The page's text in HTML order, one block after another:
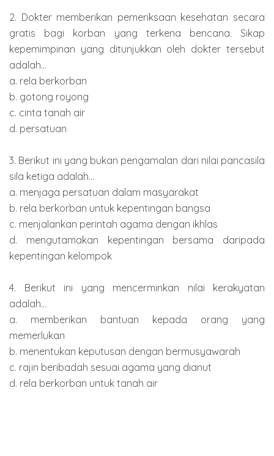
2. Dokter memberikan pemeriksaan kesehatan secara
gratis bagi korban yang terkena bencana. Sikap
kepemimpinan yang ditunjukkan oleh dokter tersebut
adalah...
a. rela berkorban
b. gotong royong
c. cinta tanah air
d. persatuan
3. Berikut ini yang bukan pengamalan dari nilai pancasila
sila ketiga adalah...
a. menjaga persatuan dalam masyarakat
b. rela berkorban untuk kepentingan bangsa
c. menjalankan perintah agama dengan ikhlas
d. mengutamakan kepentingan bersama daripada
kepentingan kelompok
4. Berikut ini yang mencerminkan nilai kerakyatan
adalah...
a. memberikan bantuan kepada orang yang
memerlukan
b. menentukan keputusan dengan bermusyawarah
c. rajin beribadah sesuai agama yang dianut
d. rela berkorban untuk tanah air